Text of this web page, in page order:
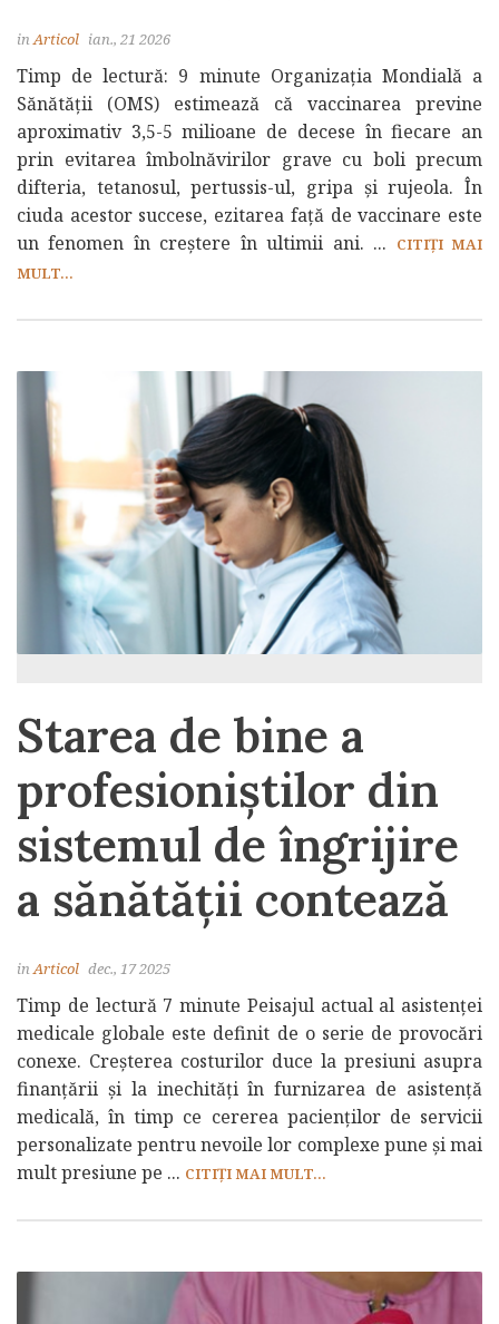
inArticol ian., 21 2026
Timp de lectură: 9 minute Organizația Mondială a
Sănătății (OMS) estimează că vaccinarea previne
aproximativ 3,5-5 milioane de decese în fiecare an
prin evitarea îmbolnăvirilor grave cu boli precum
difteria, tetanosul, pertussis-ul, gripa și rujeola. În
ciuda acestor succese, ezitarea față de vaccinare este
un fenomen în creștere în ultimii ani. ...
CITIȚI MAI
MULT...
Starea de bine a
profesioniștilor din
sistemul de îngrijire
a sănătății contează
inArticol dec., 17 2025
Timp de lectură 7 minute Peisajul actual al asistenței
medicale globale este definit de o serie de provocări
conexe. Creșterea costurilor duce la presiuni asupra
finanțării și la inechități în furnizarea de asistență
medicală, în timp ce cererea pacienților de servicii
personalizate pentru nevoile lor complexe pune și mai
mult presiune pe ... CITIȚI MAI MULT...